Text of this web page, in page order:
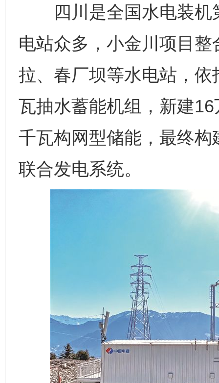
四川是全国水电装机
电站众多，小金川项目
拉、春厂坝等水电站，
瓦抽水蓄能机组，新建
千瓦构网型储能，最终
联合发电系统。